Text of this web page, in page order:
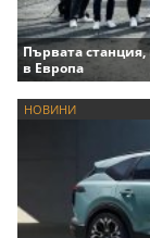
Първата станция,
в Европа
НОВИНИ